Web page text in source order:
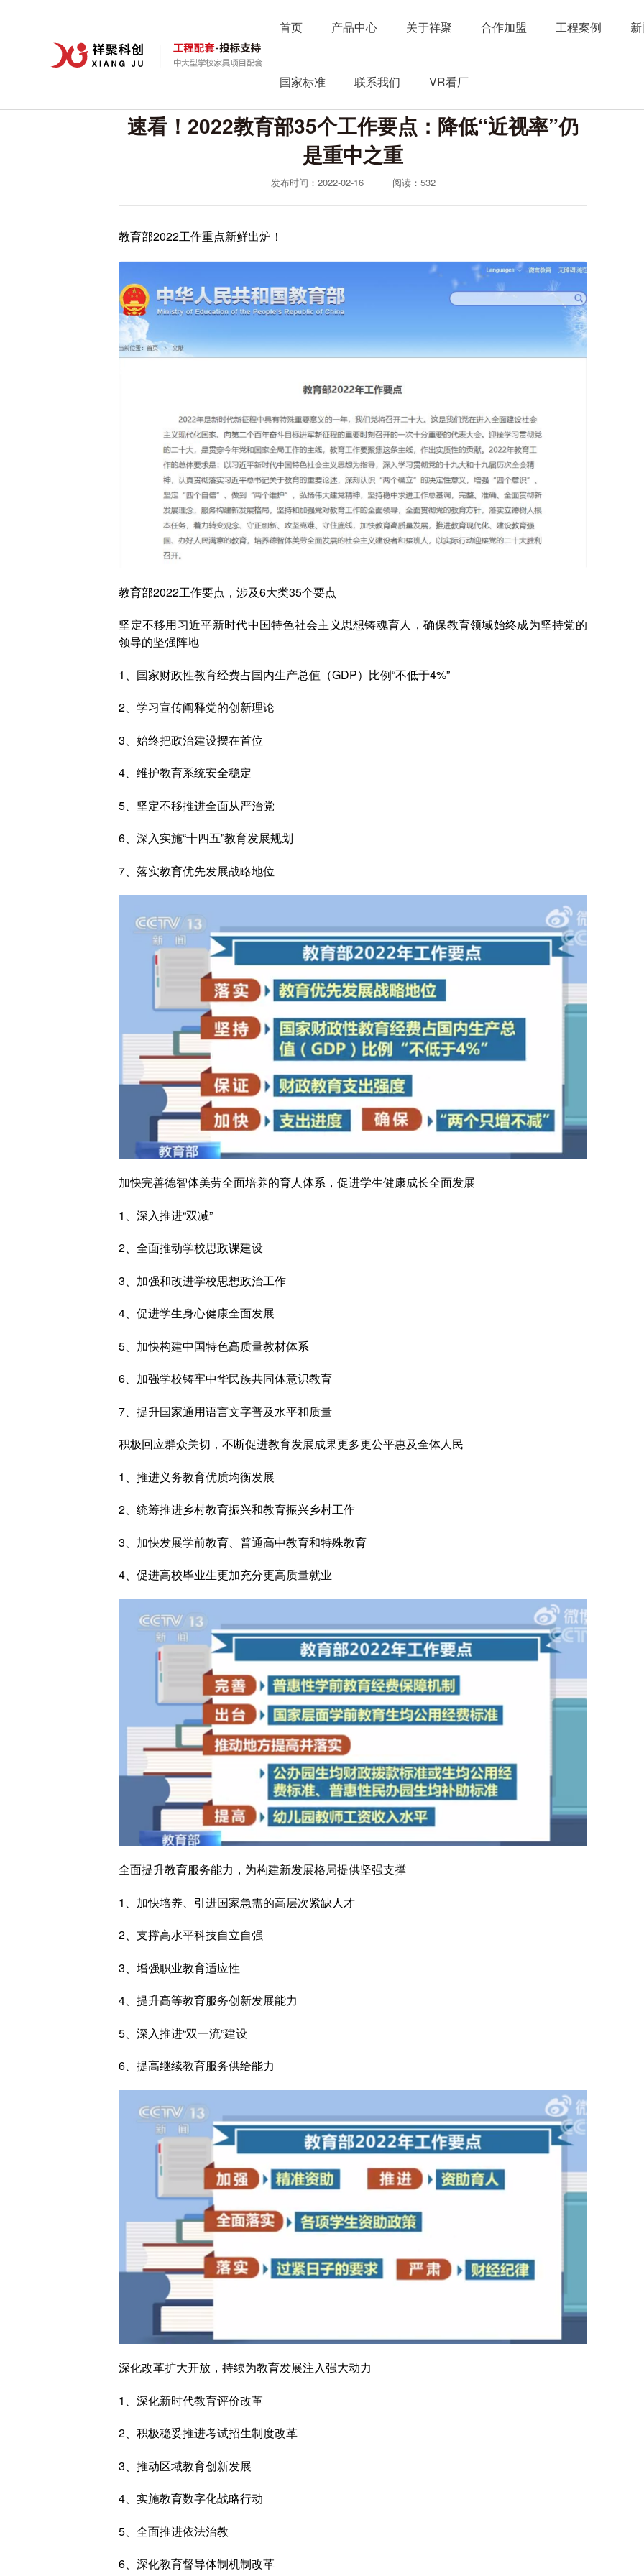
首页 产品中心 关于祥聚 合作加盟 工程案例
国家标准 联系我们 VR看厂
速看！2022教育部35个工作要点：降低“近视率”仍
是重中之重
发布时间：2022-02-16 阅读： 532
教育部2022工作重点新鲜出炉！
教育部2022工作要点，涉及6大类35个要点
坚定不移用习近平新时代中国特色社会主义思想铸魂育人，确保教育领域始终成为坚持党的
领导的坚强阵地
1、国家财政性教育经费占国内生产总值（GDP）比例“不低于4%”
2、学习宣传阐释党的创新理论
3、始终把政治建设摆在首位
4、维护教育系统安全稳定
5、坚定不移推进全面从严治党
6、深入实施“十四五”教育发展规划
7、落实教育优先发展战略地位
加快完善德智体美劳全面培养的育人体系，促进学生健康成长全面发展
1、深入推进“双减”
2、全面推动学校思政课建设
3、加强和改进学校思想政治工作
4、促进学生身心健康全面发展
5、加快构建中国特色高质量教材体系
6、加强学校铸牢中华民族共同体意识教育
7、提升国家通用语言文字普及水平和质量
积极回应群众关切，不断促进教育发展成果更多更公平惠及全体人民
1、推进义务教育优质均衡发展
2、统筹推进乡村教育振兴和教育振兴乡村工作
3、加快发展学前教育、普通高中教育和特殊教育
4、促进高校毕业生更加充分更高质量就业
全面提升教育服务能力，为构建新发展格局提供坚强支撑
1、加快培养、引进国家急需的高层次紧缺人才
2、支撑高水平科技自立自强
3、增强职业教育适应性
4、提升高等教育服务创新发展能力
5、深入推进“双一流”建设
6、提高继续教育服务供给能力
深化改革扩大开放，持续为教育发展注入强大动力
1、深化新时代教育评价改革
2、积极稳妥推进考试招生制度改革
3、推动区域教育创新发展
4、实施教育数字化战略行动
5、全面推进依法治教
6、深化教育督导体制机制改革